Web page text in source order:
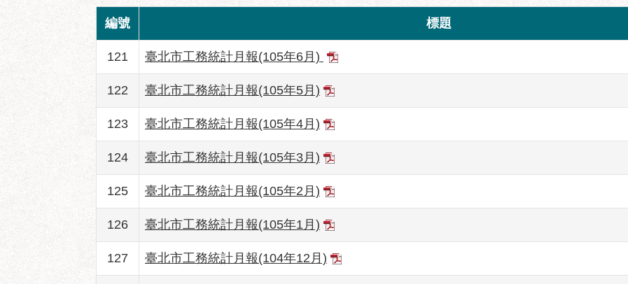
編號 標題
121 臺北市工務統計月報(105年6月)
122 臺北市工務統計月報(105年5月)
123 臺北市工務統計月報(105年4月)
124 臺北市工務統計月報(105年3月)
125 臺北市工務統計月報(105年2月)
126 臺北市工務統計月報(105年1月)
127 臺北市工務統計月報(104年12月)